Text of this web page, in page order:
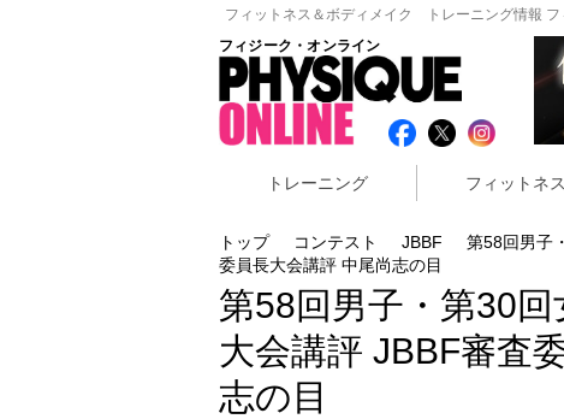
フィットネス＆ボディメイク トレーニング情報 フ
フィジーク・オンライン
トレーニング フィットネス
トップ コンテスト JBBF
第58回男子
委員長大会講評 中尾尚志の目
第58回男子・第30
大会講評 JBBF審査
志の目